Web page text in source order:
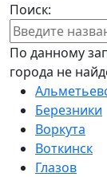
Поиск:
По данному
города не
Березники
Воркута
Воткинск
Глазов